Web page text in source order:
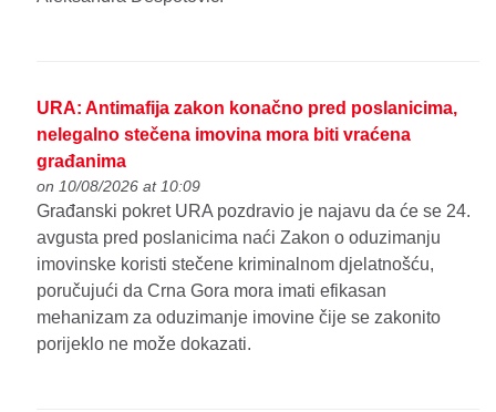
URA: Antimafija zakon konačno pred poslanicima,
nelegalno stečena imovina mora biti vraćena
građanima
on 10/08/2026 at 10:09
Građanski pokret URA pozdravio je najavu da će se 24.
avgusta pred poslanicima naći Zakon o oduzimanju
imovinske koristi stečene kriminalnom djelatnošću,
poručujući da Crna Gora mora imati efikasan
mehanizam za oduzimanje imovine čije se zakonito
porijeklo ne može dokazati.